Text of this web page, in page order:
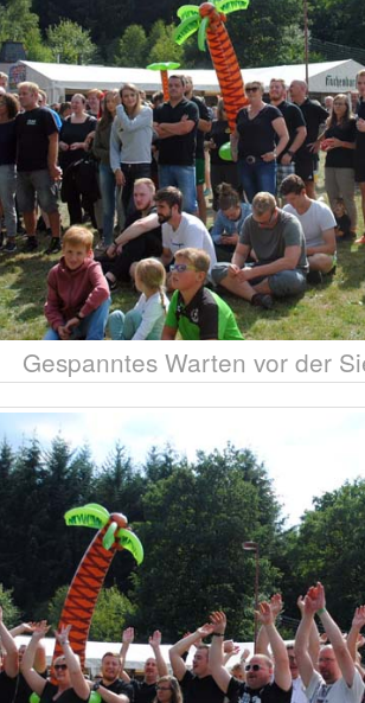
Gespanntes Warten vor der